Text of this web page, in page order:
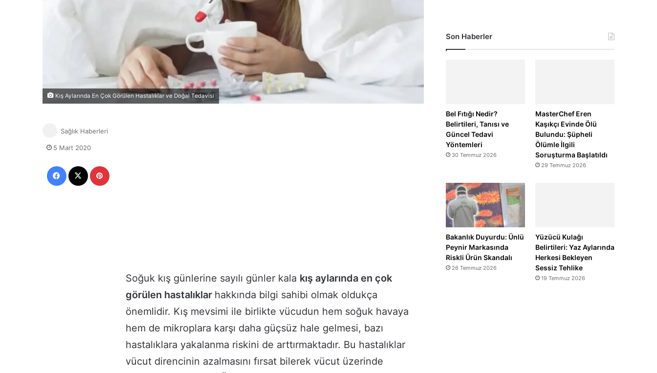
Kış Aylarında En Çok Görülen Hastalıklar ve Doğal Tedavisi
Soğuk kış günlerine sayılı günler kala kış aylarında en çok
görülen hastalıklar hakkında bilgi sahibi olmak oldukça
önemlidir. Kış mevsimi ile birlikte vücudun hem soğuk havaya
hem de mikroplara karşı daha güçsüz hale gelmesi, bazı
hastalıklara yakalanma riskini de arttırmaktadır. Bu hastalıklar
vücut direncinin azalmasını fırsat bilerek vücut üzerinde
Sağlık Haberleri
5 Mart 2020
Son Haberler
Bel Fıtığı Nedir?
Belirtileri, Tanısı ve
Güncel Tedavi
Yöntemleri
30 Temmuz 2026
MasterChef Eren
Kaşıkçı Evinde Ölü
Bulundu: Şüpheli
Ölümle İlgili
Soruşturma Başlatıldı
29 Temmuz 2026
Bakanlık Duyurdu: Ünlü
Peynir Markasında
Riskli Ürün Skandalı
26 Temmuz 2026
Yüzücü Kulağı
Belirtileri: Yaz Aylarında
Herkesi Bekleyen
Sessiz Tehlike
19 Temmuz 2026